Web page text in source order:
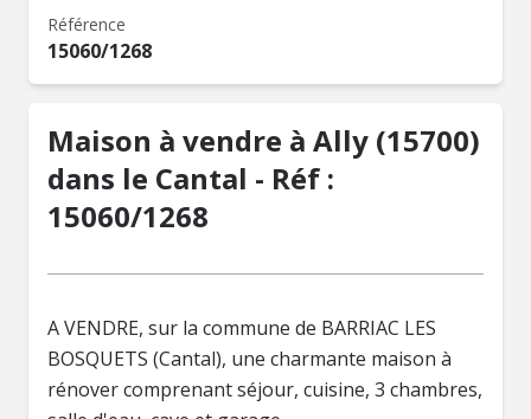
Référence
15060/1268
Maison à vendre à Ally (15700)
dans le Cantal - Réf :
15060/1268
A VENDRE, sur la commune de BARRIAC LES
BOSQUETS (Cantal), une charmante maison à
rénover comprenant séjour, cuisine, 3 chambres,